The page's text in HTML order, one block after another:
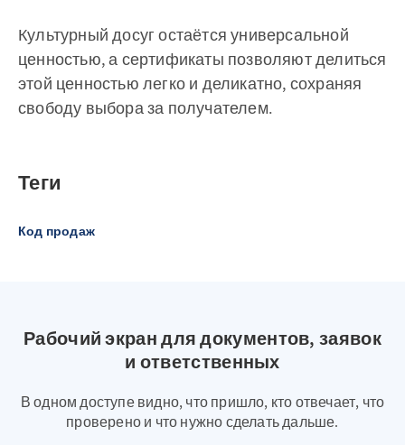
Культурный досуг остаётся универсальной
ценностью, а сертификаты позволяют делиться
этой ценностью легко и деликатно, сохраняя
свободу выбора за получателем.
Теги
Код продаж
Рабочий экран для документов, заявок
и ответственных
В одном доступе видно, что пришло, кто отвечает, что
проверено и что нужно сделать дальше.